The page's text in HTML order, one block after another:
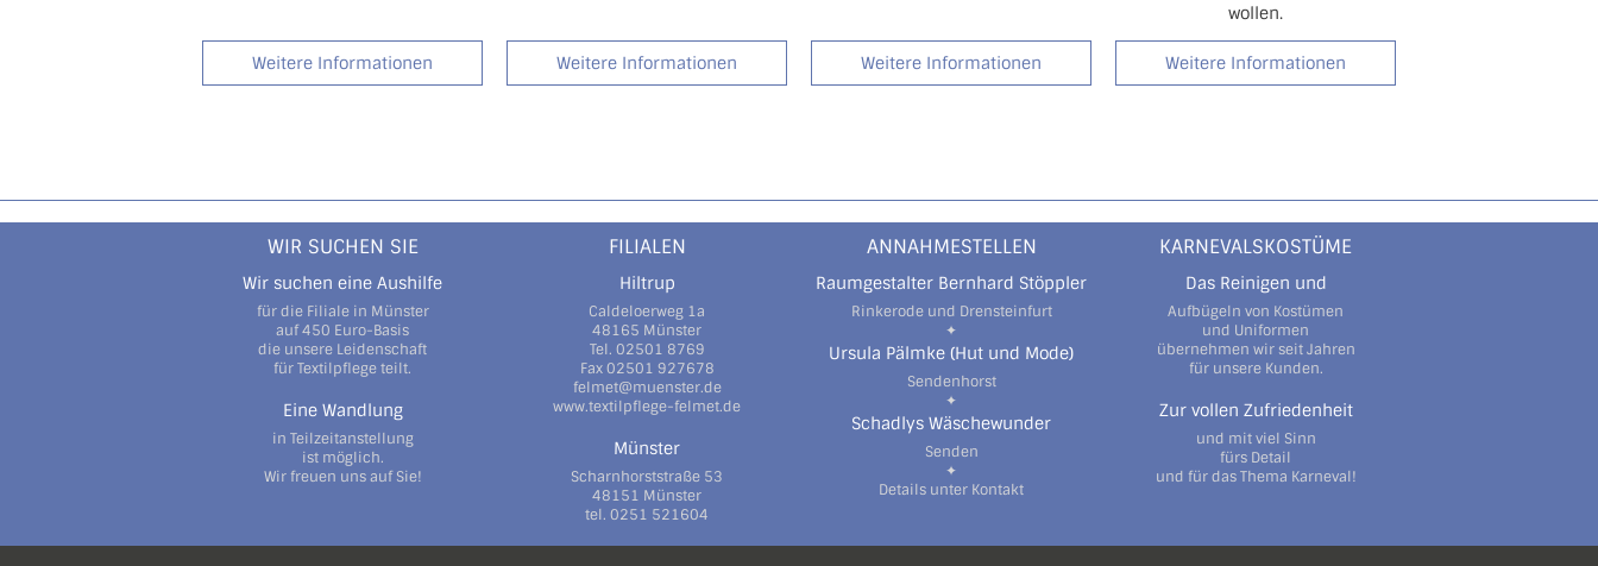
Weitere Informationen Weitere Informationen Weitere Informationen
wollen.
Weitere Informationen
WIR SUCHEN SIE
Wir suchen eine Aushilfe
für die Filiale in Münster
auf 450 Euro-Basis
die unsere Leidenschaft
für Textilpflege teilt.
Eine Wandlung
in Teilzeitanstellung
ist möglich.
Wir freuen uns auf Sie!
FILIALEN
Hiltrup
Caldeloerweg 1a
48165 Münster
Tel. 02501 8769
Fax 02501 927678
felmet@muenster.de
www.textilpflege-felmet.de
Münster
Scharnhorststraße 53
48151 Münster
tel. 0251 521604
ANNAHMESTELLEN
Raumgestalter Bernhard Stöppler
Rinkerode und Drensteinfurt
✦
Ursula Pälmke (Hut und Mode)
Sendenhorst
✦
Schadlys Wäschewunder
Senden
✦
Details unter Kontakt
KARNEVALSKOSTÜME
Das Reinigen und
Aufbügeln von Kostümen
und Uniformen
übernehmen wir seit Jahren
für unsere Kunden.
Zur vollen Zufriedenheit
und mit viel Sinn
fürs Detail
und für das Thema Karneval!